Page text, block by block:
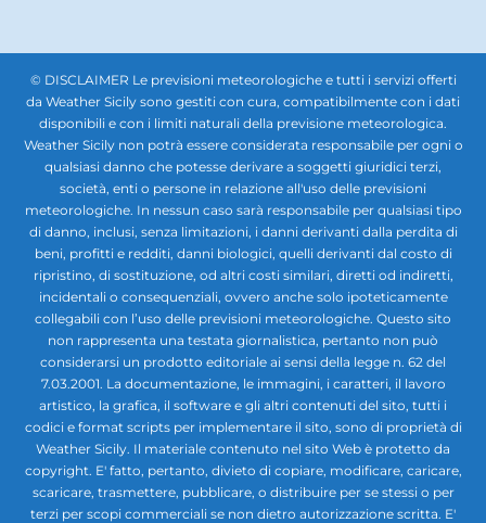
© DISCLAIMER Le previsioni meteorologiche e tutti i servizi offerti
da Weather Sicily sono gestiti con cura, compatibilmente con i dati
disponibili e con i limiti naturali della previsione meteorologica.
Weather Sicily non potrà essere considerata responsabile per ogni o
qualsiasi danno che potesse derivare a soggetti giuridici terzi,
società, enti o persone in relazione all'uso delle previsioni
meteorologiche. In nessun caso sarà responsabile per qualsiasi tipo
di danno, inclusi, senza limitazioni, i danni derivanti dalla perdita di
beni, profitti e redditi, danni biologici, quelli derivanti dal costo di
ripristino, di sostituzione, od altri costi similari, diretti od indiretti,
incidentali o consequenziali, ovvero anche solo ipoteticamente
collegabili con l’uso delle previsioni meteorologiche. Questo sito
non rappresenta una testata giornalistica, pertanto non può
considerarsi un prodotto editoriale ai sensi della legge n. 62 del
7.03.2001. La documentazione, le immagini, i caratteri, il lavoro
artistico, la grafica, il software e gli altri contenuti del sito, tutti i
codici e format scripts per implementare il sito, sono di proprietà di
Weather Sicily. Il materiale contenuto nel sito Web è protetto da
copyright. E' fatto, pertanto, divieto di copiare, modificare, caricare,
scaricare, trasmettere, pubblicare, o distribuire per se stessi o per
terzi per scopi commerciali se non dietro autorizzazione scritta. E'